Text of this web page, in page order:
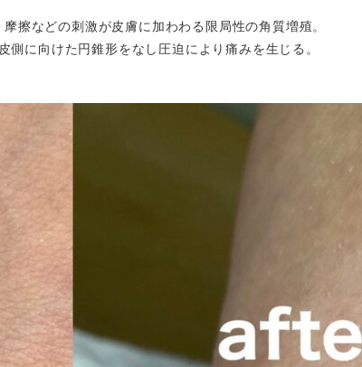
擦などの刺激が皮膚に加わわる限局性の角質増殖。
側に向けた円錐形をなし圧迫により痛みを生じる。